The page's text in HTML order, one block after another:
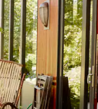
kwa kugusa au